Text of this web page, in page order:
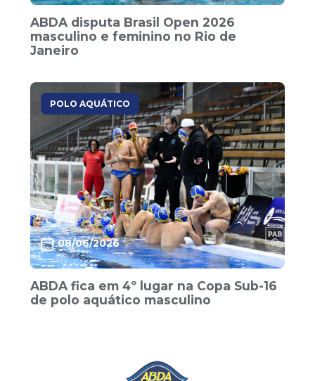
ABDA disputa Brasil Open 2026
masculino e feminino no Rio de
Janeiro
POLO AQUÁTICO
08/06/2026
ABDA fica em 4º lugar na Copa Sub-16
de polo aquático masculino